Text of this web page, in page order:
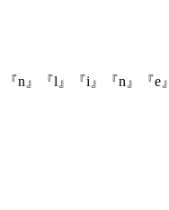
n』『l』『i』『n』『e』